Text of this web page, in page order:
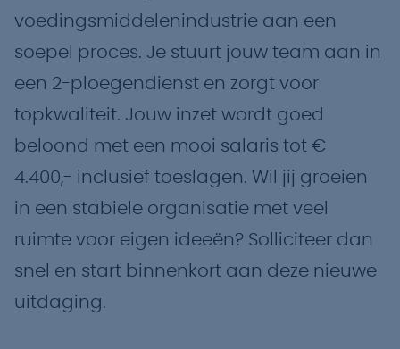
voedingsmiddelenindustrie aan een
soepel proces. Je stuurt jouw team aan in
een 2-ploegendienst en zorgt voor
topkwaliteit. Jouw inzet wordt goed
beloond met een mooi salaris tot €
4.400,- inclusief toeslagen. Wil jij groeien
in een stabiele organisatie met veel
ruimte voor eigen ideeën? Solliciteer dan
snel en start binnenkort aan deze nieuwe
uitdaging.